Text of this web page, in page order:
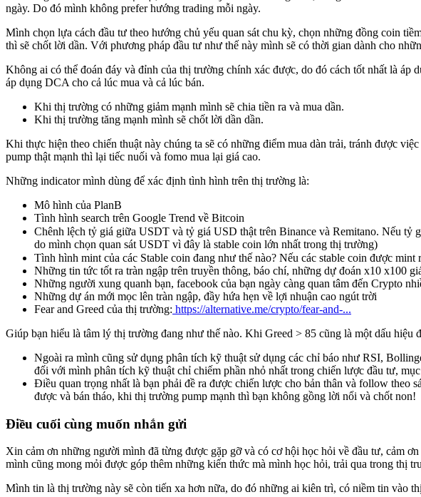
ngày. Do đó mình không prefer hướng trading mỗi ngày.
Mình chọn lựa cách đầu tư theo hướng chủ yếu quan sát chu kỳ, chọn những đồng coin
thì sẽ chốt lời dần. Với phương pháp đầu tư như thế này mình sẽ có thời gian dành cho
Không ai có thể đoán đáy và đỉnh của thị trường chính xác được, do đó cách tốt nhất là
áp dụng DCA cho cả lúc mua và cả lúc bán.
Khi thị trường có những giảm mạnh mình sẽ chia tiền ra và mua dần.
Khi thị trường tăng mạnh mình sẽ chốt lời dần dần.
Khi thực hiện theo chiến thuật này chúng ta sẽ có những điểm mua dàn trải, tránh được
pump thật mạnh thì lại tiếc nuối và fomo mua lại giá cao.
Những indicator mình dùng để xác định tình hình trên thị trường là:
Mô hình của PlanB
​Tình hình search trên Google Trend về Bitcoin
Chênh lệch tỷ giá giữa USDT và tỷ giá USD thật trên Binance và Remitano. Nếu
do mình chọn quan sát USDT vì đây là stable coin lớn nhất trong thị trường)
Tình hình mint của các Stable coin đang như thế nào? Nếu các stable coin được
Những tin tức tốt ra tràn ngập trên truyền thông, báo chí, những dự đoán x10 x100
Những người xung quanh bạn, facebook của bạn ngày càng quan tâm đến Crypto
Những dự án mới mọc lên tràn ngập, đầy hứa hẹn về lợi nhuận cao ngút trời
Fear and Greed của thị trường: https://alternative.me/crypto/fear-and-...
Giúp bạn hiểu là tâm lý thị trường đang như thế nào. Khi Greed > 85 cũng là một dấu hiệu
Ngoài ra mình cũng sử dụng phân tích kỹ thuật sử dụng các chỉ báo như RSI,
đối với mình phân tích kỹ thuật chỉ chiếm phần nhỏ nhất trong chiến lược đầu tư,
​Điều quan trọng nhất là bạn phải đề ra được chiến lược cho bản thân và follow
được và bán tháo, khi thị trường pump mạnh thì bạn không gồng lời nổi và chốt non!
Điều cuối cùng muốn nhắn gửi
Xin cảm ơn những người mình đã từng được gặp gỡ và có cơ hội học hỏi về đầu tư, cảm
mình cũng mong mỏi được góp thêm những kiến thức mà mình học hỏi, trải qua trong thị
Mình tin là thị trường này sẽ còn tiến xa hơn nữa, do đó những ai kiên trì, có niềm tin vào